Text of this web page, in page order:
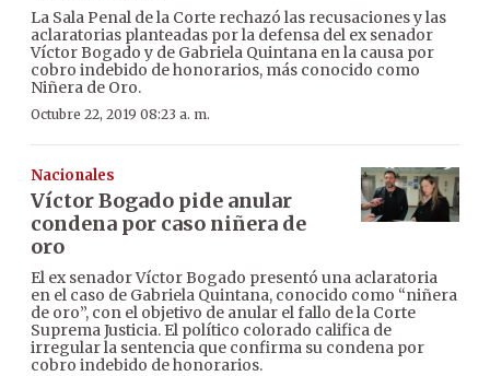
La Sala Penal de la Corte rechazó las recusaciones y las
aclaratorias planteadas por la defensa del ex senador
Víctor Bogado y de Gabriela Quintana en la causa por
cobro indebido de honorarios, más conocido como
Niñera de Oro.
Octubre 22, 2019 08:23 a. m.
Nacionales
Víctor Bogado pide anular
condena por caso niñera de
oro
El ex senador Víctor Bogado presentó una aclaratoria
en el caso de Gabriela Quintana, conocido como “niñera
de oro”, con el objetivo de anular el fallo de la Corte
Suprema Justicia. El político colorado califica de
irregular la sentencia que confirma su condena por
cobro indebido de honorarios.